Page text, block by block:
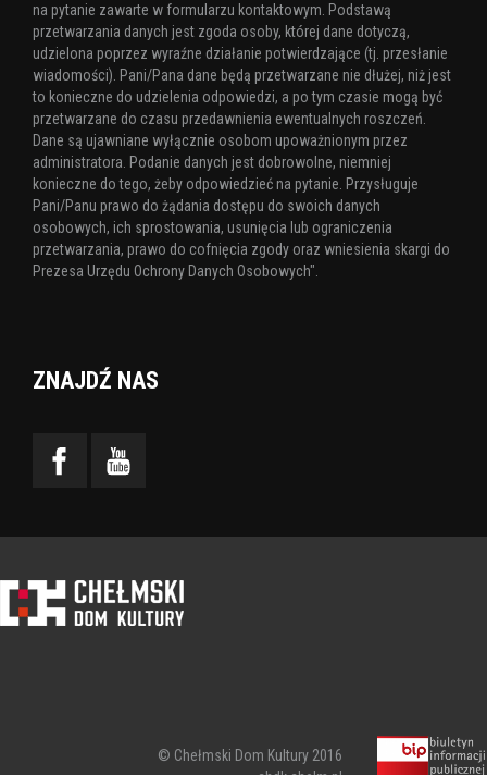
na pytanie zawarte w formularzu kontaktowym. Podstawą
przetwarzania danych jest zgoda osoby, której dane dotyczą,
udzielona poprzez wyraźne działanie potwierdzające (tj. przesłanie
wiadomości). Pani/Pana dane będą przetwarzane nie dłużej, niż jest
to konieczne do udzielenia odpowiedzi, a po tym czasie mogą być
przetwarzane do czasu przedawnienia ewentualnych roszczeń.
Dane są ujawniane wyłącznie osobom upoważnionym przez
administratora. Podanie danych jest dobrowolne, niemniej
konieczne do tego, żeby odpowiedzieć na pytanie. Przysługuje
Pani/Panu prawo do żądania dostępu do swoich danych
osobowych, ich sprostowania, usunięcia lub ograniczenia
przetwarzania, prawo do cofnięcia zgody oraz wniesienia skargi do
Prezesa Urzędu Ochrony Danych Osobowych".
ZNAJDŹ NAS
© Chełmski Dom Kultury 2016